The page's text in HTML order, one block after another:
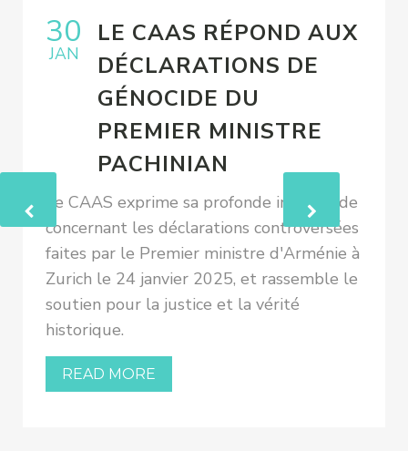
30
JAN
LE CAAS RÉPOND AUX
DÉCLARATIONS DE
GÉNOCIDE DU
PREMIER MINISTRE
PACHINIAN
Le CAAS exprime sa profonde inquiétude
concernant les déclarations controversées
faites par le Premier ministre d'Arménie à
Zurich le 24 janvier 2025, et rassemble le
soutien pour la justice et la vérité
historique.
READ MORE